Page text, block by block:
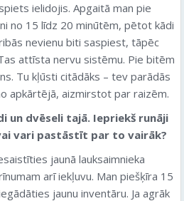
ielidojis. Apgaitā man pie
no 15 līdz 20 minūtēm, pētot kādi
nevienu biti saspiest, tāpēc
attīsta nervu sistēmu. Pie bitēm
Tu kļūsti citādāks – tev parādās
apkārtējā, aizmirstot par raizēm.
un dvēseli tajā. Iepriekš runāji
vari pastāstīt par to vairāk?
jaunā lauksaimnieka
arī iekļuvu. Man piešķīra 15
jaunu inventāru. Ja agrāk